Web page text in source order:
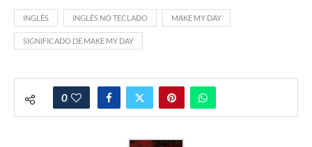
INGLÊS INGLÊS NO TECLADO MAKE MY DAY
SIGNIFICADO DE MAKE MY DAY
0